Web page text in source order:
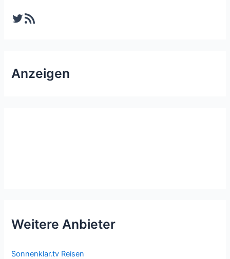
Twitter RSS-Feed
Anzeigen
Weitere Anbieter
Sonnenklar.tv Reisen